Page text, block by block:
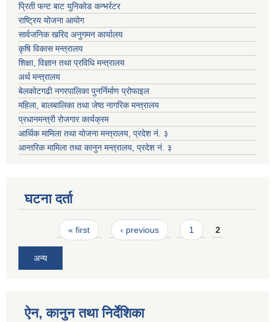
प्रिती फन्ट बाट युनिकोड कन्भर्रटर
राष्ट्रिय योजना आयोग
सार्वजनिक खरिद अनुगमन कार्यालय
कृषि विकास मन्त्रालय
शिक्षा, विज्ञान तथा प्रविधि मन्त्रालय
अर्थ मन्त्रालय
बेलकोटगढी नगरपालिका पुनर्निर्माण प्रोफाइल
महिला, बालबालिका तथा जेष्ठ नागरिक मन्त्रालय
प्रधानमन्त्री रोजगार कार्यक्रम
आर्थिक मामिला तथा योजना मन्त्रालय, प्रदेश नं. ३
आन्तरिक मामिला तथा कानुन मन्त्रालय, प्रदेश नं. ३
घटना दर्ता
Pages« first ‹ previous 1 2
अन्य
ऐन, कानुन तथा निर्देशिका